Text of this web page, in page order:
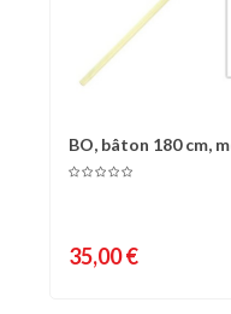
Comparer
BO, bâton 180 cm,
(diam....
35,00 €